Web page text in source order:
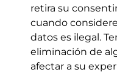
retira su
cuando
datos es ilegal.
eliminación de
afectar a su